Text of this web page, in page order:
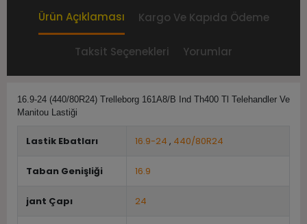
Ürün Açıklaması Kargo Ve Kapıda Ödeme
Taksit Seçenekleri Yorumlar
16.9-24 (440/80R24) Trelleborg 161A8/B Ind Th400 Tl Telehandler Ve
Manitou Lastiği
Lastik Ebatları 16.9-24 , 440/80R24
Taban Genişliği 16.9
jant Çapı 24